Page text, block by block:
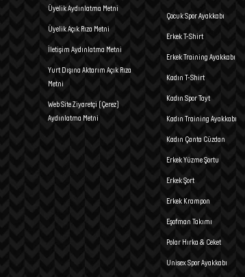
Üyelik Aydınlatma Metni
Üyelik Açık Rıza Metni
İletişim Aydınlatma Metni
Yurt Dışına Aktarım Açık Rıza
Metni
Web Site Ziyaretçi (Çerez)
Aydınlatma Metni
Çocuk Spor Ayakkabı
Erkek T-Shirt
Erkek Training Ayakkabı
Kadın T-Shirt
Kadın Spor Tayt
Kadın Training Ayakkabı
Kadın Çanta Cüzdan
Erkek Yüzme Şortu
Erkek Şort
Erkek Krampon
Eşofman Takımı
Polar Hırka & Ceket
Unisex Spor Ayakkabı